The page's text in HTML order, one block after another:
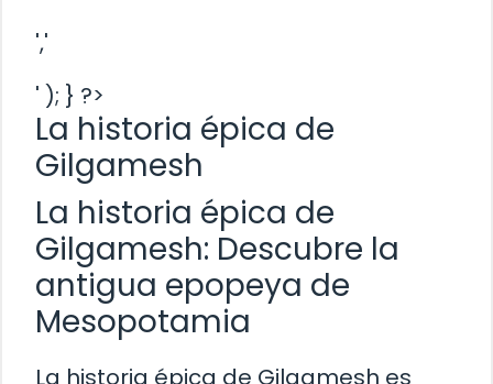
','
' ); } ?>
La historia épica de
Gilgamesh
La historia épica de
Gilgamesh: Descubre la
antigua epopeya de
Mesopotamia
La historia épica de Gilgamesh es